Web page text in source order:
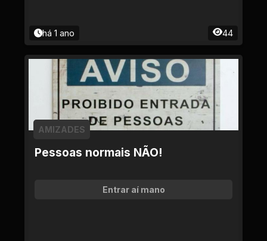
há 1 ano 44
Pessoas normais NÃO!
AMIZADES
Entrar aí mano